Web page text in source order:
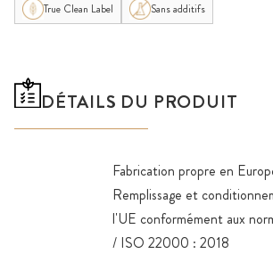
True Clean Label
Sans additifs
DÉTAILS DU PRODUIT
Fabrication propre en
Remplissage et
l'UE conformément aux
/ ISO 22000 : 2018